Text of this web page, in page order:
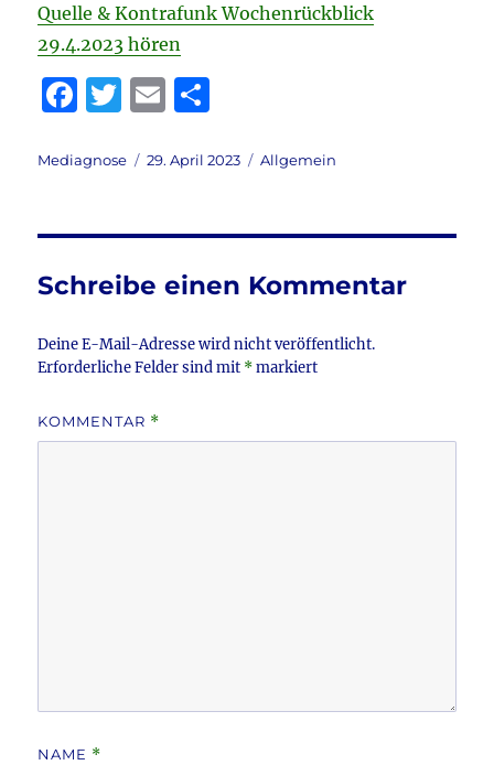
Quelle & Kontrafunk Wochenrückblick
29.4.2023 hören
F
c
b
o
o
k
T
it
r
E
ai le
Autor
Mediagnose
Veröffentlicht
29. April 2023 Kategorien
Allgemein
Schreibe einen Kommentar
Deine E-Mail-Adresse wird nicht veröffentlicht.
Erforderliche Felder sind mit *markiert
KOMMENTAR *
NAME *